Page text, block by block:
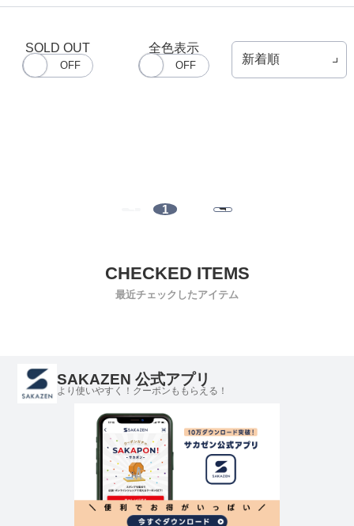
SOLD OUT 全色表示
1
最近チェックしたアイテム
SAKAZEN 公式アプリ
より使いやすく！クーポンももらえる！